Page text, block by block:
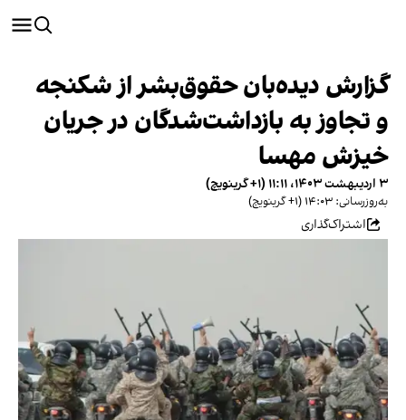
گزارش دیده‌بان حقوق‌بشر از شکنجه
و تجاوز به بازداشت‌شدگان در جریان
خیزش مهسا
۳ اردیبهشت ۱۴۰۳، ۱۱:۱۱ (‎+۱ گرینویچ)
به‌روزرسانی: ۱۴:۰۳ (‎+۱ گرینویچ)
اشتراک‌گذاری